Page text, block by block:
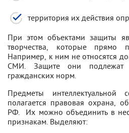
территория их действия
При этом объектами защиты
творчества, которые прямо
Например, к ним не относятся
СМИ. Защите они подлежат
гражданских норм.
Предметы интеллектуальной
полагается правовая охрана,
РФ. Их можно объединить в
признакам. Выделяют: